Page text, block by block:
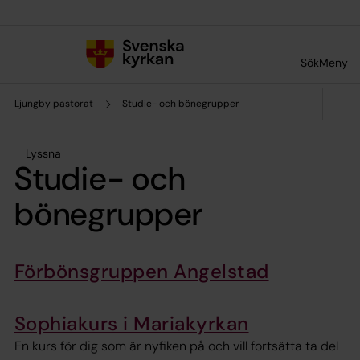
SökMeny
Ljungby pastorat Studie- och bönegrupper
Lyssna
Studie- och
bönegrupper
Förbönsgruppen Angelstad
Sophiakurs i Mariakyrkan
En kurs för dig som är nyfiken på och vill fortsätta ta del